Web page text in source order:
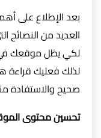
بعد الإطلاع على
العديد من
لكي يظل موقعك في
لذلك فعليك قراءة
صحيح والاستفادة
تحسين محتوى